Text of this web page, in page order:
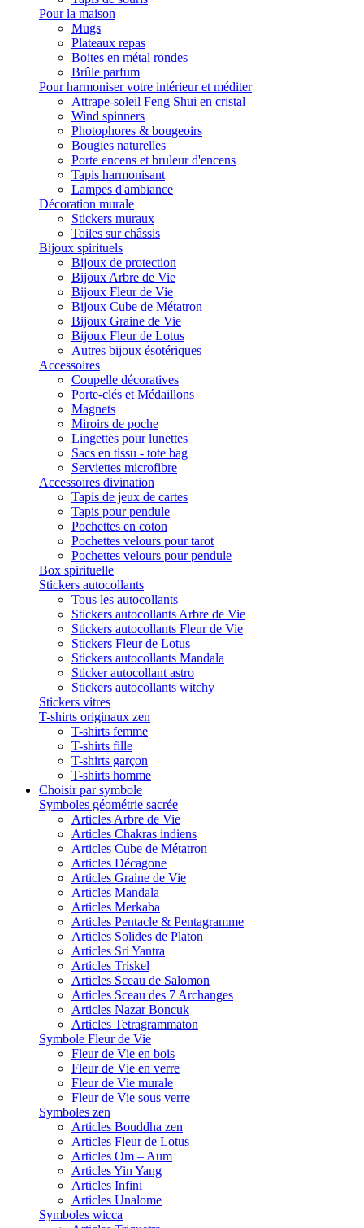
Pour la maison
Mugs
Plateaux repas
Boites en métal rondes
Brûle parfum
Pour harmoniser votre intérieur et méditer
Attrape-soleil Feng Shui en cristal
Wind spinners
Photophores & bougeoirs
Bougies naturelles
Porte encens et bruleur d'encens
Tapis harmonisant
Lampes d'ambiance
Décoration murale
Stickers muraux
Toiles sur châssis
Bijoux spirituels
Bijoux de protection
Bijoux Arbre de Vie
Bijoux Fleur de Vie
Bijoux Cube de Métatron
Bijoux Graine de Vie
Bijoux Fleur de Lotus
Autres bijoux ésotériques
Accessoires
Coupelle décoratives
Porte-clés et Médaillons
Magnets
Miroirs de poche
Lingettes pour lunettes
Sacs en tissu - tote bag
Serviettes microfibre
Accessoires divination
Tapis de jeux de cartes
Tapis pour pendule
Pochettes en coton
Pochettes velours pour tarot
Pochettes velours pour pendule
Box spirituelle
Stickers autocollants
Tous les autocollants
Stickers autocollants Arbre de Vie
Stickers autocollants Fleur de Vie
Stickers Fleur de Lotus
Stickers autocollants Mandala
Sticker autocollant astro
Stickers autocollants witchy
Stickers vitres
T-shirts originaux zen
T-shirts femme
T-shirts fille
T-shirts garçon
T-shirts homme
Choisir par symbole
Symboles géométrie sacrée
Articles Arbre de Vie
Articles Chakras indiens
Articles Cube de Métatron
Articles Décagone
Articles Graine de Vie
Articles Mandala
Articles Merkaba
Articles Pentacle & Pentagramme
Articles Solides de Platon
Articles Sri Yantra
Articles Triskel
Articles Sceau de Salomon
Articles Sceau des 7 Archanges
Articles Nazar Boncuk
Articles Tetragrammaton
Symbole Fleur de Vie
Fleur de Vie en bois
Fleur de Vie en verre
Fleur de Vie murale
Fleur de Vie sous verre
Symboles zen
Articles Bouddha zen
Articles Fleur de Lotus
Articles Om – Aum
Articles Yin Yang
Articles Infini
Articles Unalome
Symboles wicca